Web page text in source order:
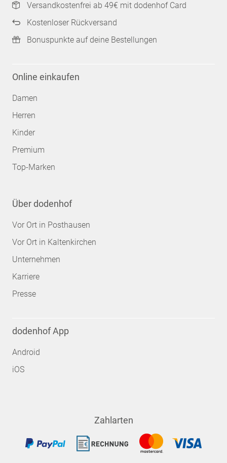
Versandkostenfrei ab 49€ mit dodenhof Card
Kostenloser Rückversand
Bonuspunkte auf deine Bestellungen
Online einkaufen
Damen
Herren
Kinder
Premium
Top-Marken
Über dodenhof
Vor Ort in Posthausen
Vor Ort in Kaltenkirchen
Unternehmen
Karriere
Presse
dodenhof App
Android
iOS
Zahlarten